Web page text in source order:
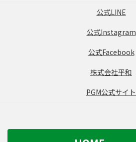
公式LINE
公式Instagram
公式Facebook
株式会社平和
PGM公式サイト